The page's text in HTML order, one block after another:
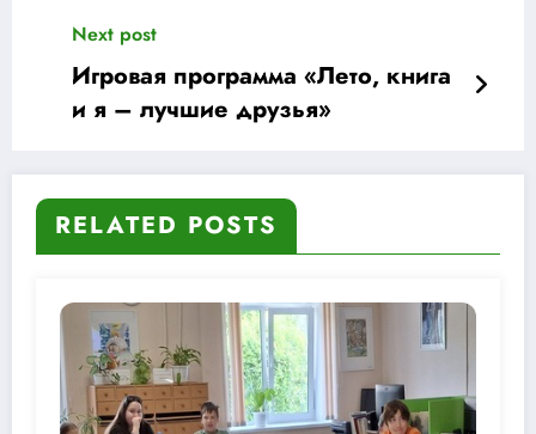
Next post
Игровая программа «Лето, книга
и я – лучшие друзья»
RELATED POSTS